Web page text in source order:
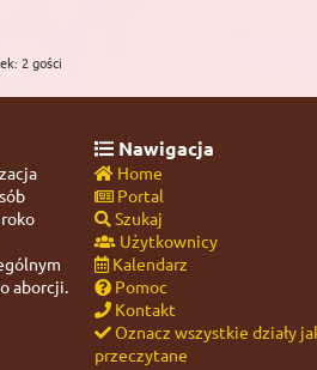
2 gości
aborcji.
Nawigacja
Home
Portal
Szukaj
Użytkownicy
Kalendarz
Pomoc
Kontakt
Oznacz wszystkie działy
przeczytane